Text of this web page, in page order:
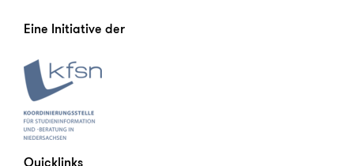
Eine Initiative der